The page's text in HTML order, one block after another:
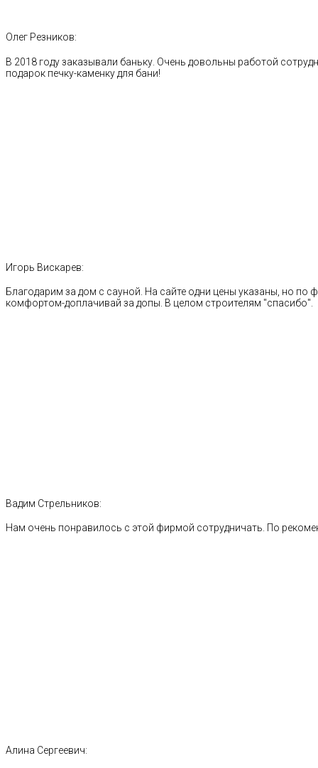
Олег Резников:
В 2018 году заказывали баньку. Очень довольны работой
подарок печку-каменку для бани!
Игорь Вискарев:
Благодарим за дом с сауной. На сайте одни цены указаны, но по
комфортом-доплачивай за допы. В целом строителям "спасибо".
Вадим Стрельников:
Нам очень понравилось с этой фирмой сотрудничать. По
Алина Сергеевич: